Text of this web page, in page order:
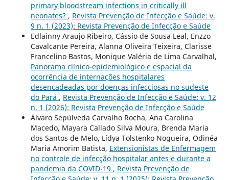
primary bloodstream infections in critically ill
neonates? , Revista Prevenção de Infecção e Saúde: v.
9 n. 1 (2023): Revista Prevenção de Infecção e Saúde
Edlainny Araujo Ribeiro, Cássio de Sousa Leal, Enzzo
Cavalcante Pereira, Alanna Oliveira Teixeira, Clarisse
Francelino Bastos, Monique Valéria de Lima Carvalhal,
Panorama clínico-epidemiológico e espacial da
ocorrência de internações hospitalares
desencadeadas por doenças infecciosas no sudeste
do Pará , Revista Prevenção de Infecção e Saúde: v. 12
n. 1 (2026): Revista Prevenção de Infecção e Saúde
Álvaro Sepúlveda Carvalho Rocha, Ana Carolina
Macedo, Mayara Callado Silva Moura, Brenda Maria
dos Santos de Melo, Lídya Tolstenko Nogueira, Odinéa
Maria Amorim Batista, Extensionistas de Enfermagem
no controle de infecção hospitalar antes e durante a
pandemia da COVID-19 , Revista Prevenção de